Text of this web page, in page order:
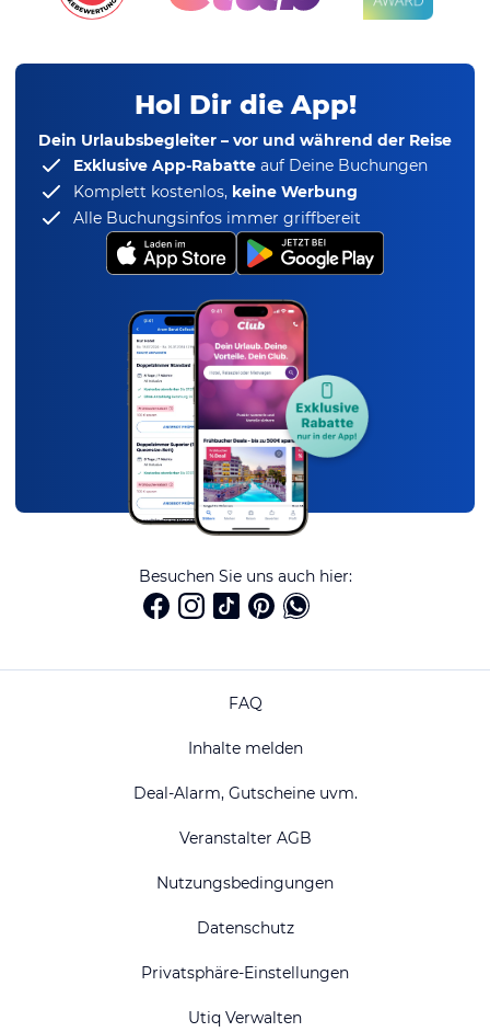
Hol Dir die App!
Dein Urlaubsbegleiter – vor und während der Reise
Exklusive App-Rabatte auf Deine Buchungen
Komplett kostenlos, keine Werbung
Alle Buchungsinfos immer griffbereit
Besuchen Sie uns auch hier:
FAQ
Inhalte melden
Deal-Alarm, Gutscheine uvm.
Veranstalter AGB
Nutzungsbedingungen
Datenschutz
Privatsphäre-Einstellungen
Utiq Verwalten